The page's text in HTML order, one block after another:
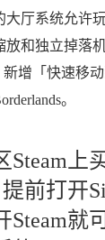
大厅系统允许
放和独立掉落
新增「快速移
。
Steam上
前打开
Steam就